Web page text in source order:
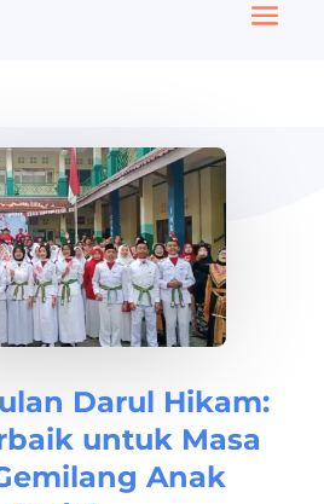
Darul Hikam:
untuk Masa
Anak